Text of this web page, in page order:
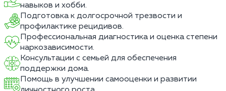
навыков и хобби.
Подготовка к долгосрочной трезвости и
профилактике рецидивов.
Профессиональная диагностика и оценка степени
наркозависимости.
Консультации с семьей для обеспечения
поддержки дома.
Помощь в улучшении самооценки и развитии